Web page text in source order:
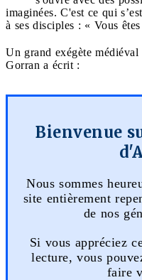
imaginées. C'est ce qui
à ses disciples : « Vous
Un grand exégète
Gorran a écrit :
Bienvenue
Nous sommes
site entièrement
de nos
Si vous appréciez
lecture, vous
faire